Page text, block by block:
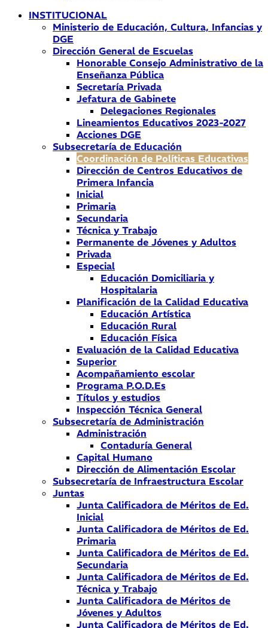
INSTITUCIONAL
Ministerio de Educación, Cultura, Infancias y
DGE
Dirección General de Escuelas
Honorable Consejo Administrativo de la
Enseñanza Pública
Secretaría Privada
Jefatura de Gabinete
Delegaciones Regionales
Lineamientos Educativos 2023-2027
Acciones DGE
Subsecretaría de Educación
Coordinación de Políticas Educativas
Dirección de Centros Educativos de
Primera Infancia
Inicial
Primaria
Secundaria
Técnica y Trabajo
Permanente de Jóvenes y Adultos
Privada
Especial
Educación Domiciliaria y
Hospitalaria
Planificación de la Calidad Educativa
Educación Artística
Educación Rural
Educación Física
Evaluación de la Calidad Educativa
Superior
Acompañamiento escolar
Programa P.O.D.Es
Títulos y estudios
Inspección Técnica General
Subsecretaría de Administración
Administración
Contaduría General
Capital Humano
Dirección de Alimentación Escolar
Subsecretaría de Infraestructura Escolar
Juntas
Junta Calificadora de Méritos de Ed.
Inicial
Junta Calificadora de Méritos de Ed.
Primaria
Junta Calificadora de Méritos de Ed.
Secundaria
Junta Calificadora de Méritos de Ed.
Técnica y Trabajo
Junta Calificadora de Méritos de
Jóvenes y Adultos
Junta Calificadora de Méritos de Ed.